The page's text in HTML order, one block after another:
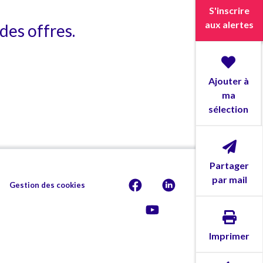
S'inscrire
aux alertes
Ajouter à
ma
sélection
Partager
par mail
Imprimer
offres.
Gestion des cookies